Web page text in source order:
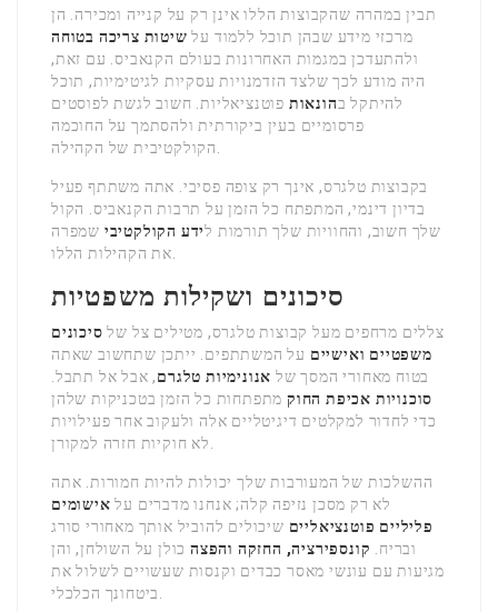
תבין במהרה שהקבוצות הללו אינן רק על קנייה ומכירה. הן
מרכזי מידע שבהן תוכל ללמוד על שיטות צריכה בטוחה
ולהתעדכן במגמות האחרונות בעולם הקנאביס. עם זאת,
היה מודע לכך שלצד הזדמנויות עסקיות לגיטימיות, תוכל
להיתקל בהונאות פוטנציאליות. חשוב לגשת לפוסטים
פרסומיים בעין ביקורתית ולהסתמך על החוכמה
בקבוצות טלגרס, אינך רק צופה פסיבי. אתה משתתף פעיל
בדיון דינמי, המתפתח כל הזמן על תרבות הקנאביס. הקול
שלך חשוב, והחוויות שלך תורמות לידע הקולקטיבי שמפרה
סיכונים ושקילות משפטיות
צללים מרחפים מעל קבוצות טלגרס, מטילים צל של סיכונים
משפטיים ואישיים על המשתתפים. ייתכן שתחשוב שאתה
בטוח מאחורי המסך של אנונימיות טלגרם, אבל אל תתבל.
סוכנויות אכיפת החוקמתפתחות כל הזמן בטכניקות שלהן
כדי לחדור למקלטים דיגיטליים אלה ולעקוב אחר פעילויות
ההשלכות של המעורבות שלך יכולות להיות חמורות. אתה
לא רק מסכן נזיפה קלה; אנחנו מדברים על אישומים
פליליים פוטנציאליים שיכולים להוביל אותך מאחורי סורג
ובריח. קונספירציה, החזקה והפצהכולן על השולחן, והן
מגיעות עם עונשי מאסר כבדים וקנסות שעשויים לשלול את